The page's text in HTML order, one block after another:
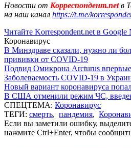
Новости от Корреспондент.netв
на наш канал https://t.me/
Читайте Korrespondent.net в Google
Коронавирус
В Минздраве сказали, нужно ли
прививки от COVID-19
Подвид Омикрона Arcturus впервые
Заболеваемость COVID-19 в
Новый вариант коронавируса
В США отменили режим ЧС,
СПЕЦТЕМА: Коронавирус
ТЕГИ: смерть, пандемия,
Если вы заметили ошибку,
нажмите Ctrl+Enter, чтобы